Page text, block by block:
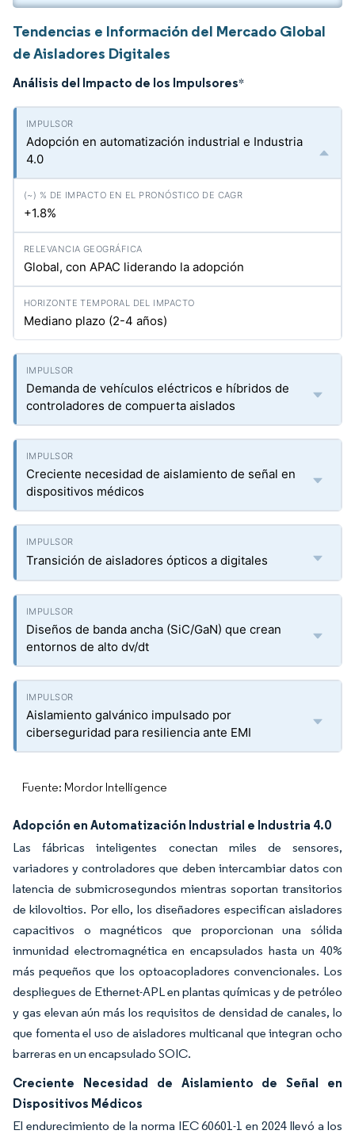
Tendencias e Información del Mercado Global
de Aisladores Digitales
Análisis del Impacto de los Impulsores*
Adopción en automatización industrial e Industria
4.0
+1.8%
Global, con APAC liderando la adopción
Mediano plazo (2-4 años)
Demanda de vehículos eléctricos e híbridos de
controladores de compuerta aislados
Creciente necesidad de aislamiento de señal en
dispositivos médicos
Transición de aisladores ópticos a digitales
Diseños de banda ancha (SiC/GaN) que crean
entornos de alto dv/dt
Aislamiento galvánico impulsado por
ciberseguridad para resiliencia ante EMI
Fuente: Mordor Intelligence
Adopción en Automatización Industrial e Industria 4.0
Las fábricas inteligentes conectan miles de sensores,
variadores y controladores que deben intercambiar datos con
latencia de submicrosegundos mientras soportan transitorios
de kilovoltios. Por ello, los diseñadores especifican aisladores
capacitivos o magnéticos que proporcionan una sólida
inmunidad electromagnética en encapsulados hasta un 40%
más pequeños que los optoacopladores convencionales. Los
despliegues de Ethernet-APL en plantas químicas y de petróleo
y gas elevan aún más los requisitos de densidad de canales, lo
que fomenta el uso de aisladores multicanal que integran ocho
barreras en un encapsulado SOIC.
Creciente Necesidad de Aislamiento de Señal en
Dispositivos Médicos
El endurecimiento de la norma IEC 60601-1 en 2024 llevó a los